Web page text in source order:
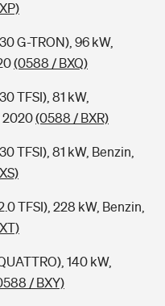
G-TRON), 96 kW,
(0588 / BXQ)
TFSI), 81 kW,
2020(0588 / BXR)
TFSI), 81 kW, Benzin,
TFSI), 228 kW, Benzin,
140 kW,
/ BXY)